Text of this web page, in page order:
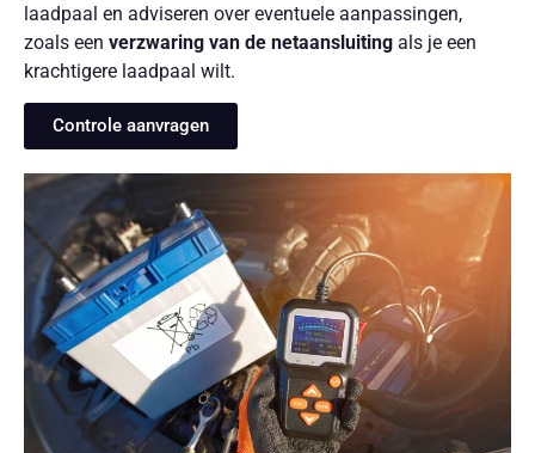
laadpaal en adviseren over eventuele aanpassingen,
zoals een verzwaring van de netaansluiting als je een
krachtigere laadpaal wilt.
Controle aanvragen